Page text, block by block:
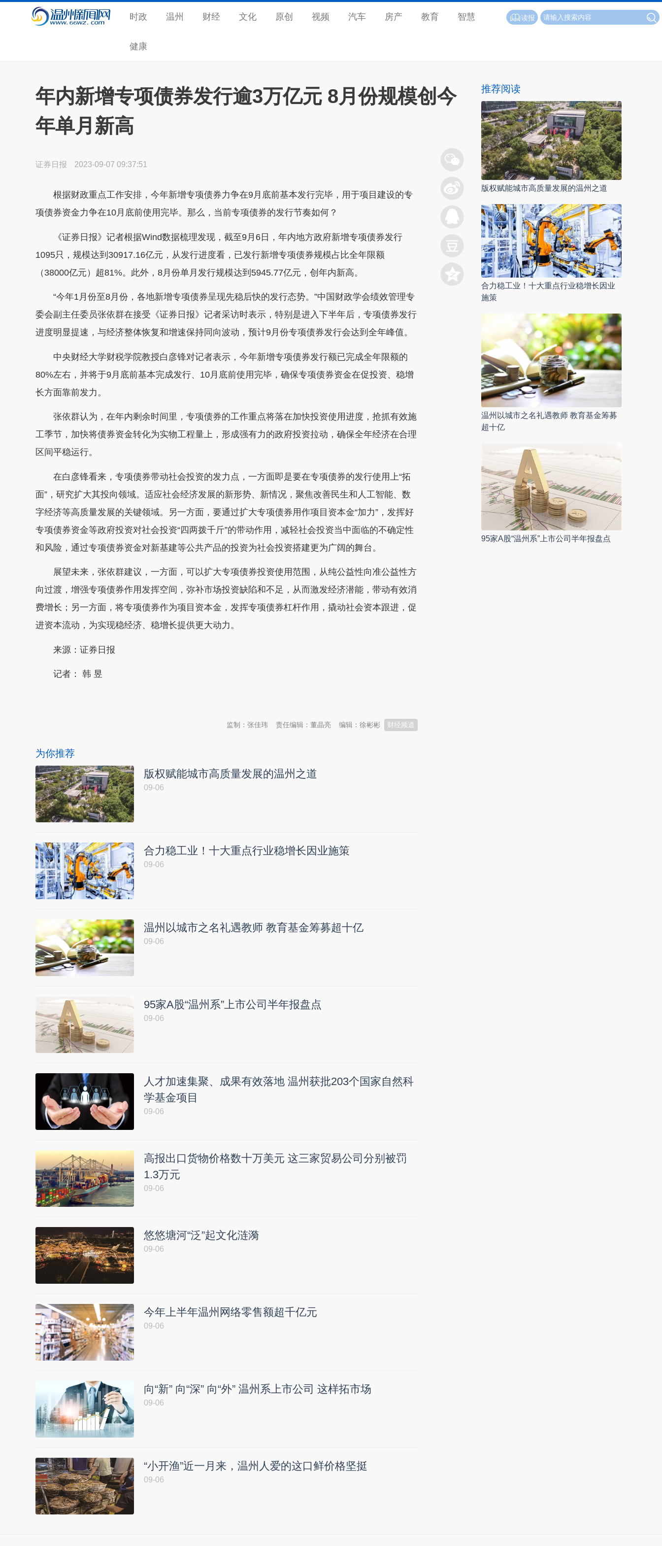
时政 温州 财经 文化 原创 视频 汽车 房产 教育 智慧
健康
读报
年内新增专项债券发行逾3万亿元 8月份规模创今
年单月新高
证券日报 2023-09-07 09:37:51
根据财政重点工作安排，今年新增专项债券力争在9月底前基本发行完毕，用于项目建设的专
项债券资金力争在10月底前使用完毕。那么，当前专项债券的发行节奏如何？
《证券日报》记者根据Wind数据梳理发现，截至9月6日，年内地方政府新增专项债券发行
1095只，规模达到30917.16亿元，从发行进度看，已发行新增专项债券规模占比全年限额
（38000亿元）超81%。此外，8月份单月发行规模达到5945.77亿元，创年内新高。
“今年1月份至8月份，各地新增专项债券呈现先稳后快的发行态势。”中国财政学会绩效管理专
委会副主任委员张依群在接受《证券日报》记者采访时表示，特别是进入下半年后，专项债券发行
进度明显提速，与经济整体恢复和增速保持同向波动，预计9月份专项债券发行会达到全年峰值。
中央财经大学财税学院教授白彦锋对记者表示，今年新增专项债券发行额已完成全年限额的
80%左右，并将于9月底前基本完成发行、10月底前使用完毕，确保专项债券资金在促投资、稳增
长方面靠前发力。
张依群认为，在年内剩余时间里，专项债券的工作重点将落在加快投资使用进度，抢抓有效施
工季节，加快将债券资金转化为实物工程量上，形成强有力的政府投资拉动，确保全年经济在合理
区间平稳运行。
在白彦锋看来，专项债券带动社会投资的发力点，一方面即是要在专项债券的发行使用上“拓
面”，研究扩大其投向领域。适应社会经济发展的新形势、新情况，聚焦改善民生和人工智能、数
字经济等高质量发展的关键领域。另一方面，要通过扩大专项债券用作项目资本金“加力”，发挥好
专项债券资金等政府投资对社会投资“四两拨千斤”的带动作用，减轻社会投资当中面临的不确定性
和风险，通过专项债券资金对新基建等公共产品的投资为社会投资搭建更为广阔的舞台。
展望未来，张依群建议，一方面，可以扩大专项债券投资使用范围，从纯公益性向准公益性方
向过渡，增强专项债券作用发挥空间，弥补市场投资缺陷和不足，从而激发经济潜能，带动有效消
费增长；另一方面，将专项债券作为项目资本金，发挥专项债券杠杆作用，撬动社会资本跟进，促
进资本流动，为实现稳经济、稳增长提供更大动力。
来源：证券日报
记者： 韩 昱
财经频道
编辑：徐彬彬
责任编辑：董晶亮
监制：张佳玮
为你推荐
版权赋能城市高质量发展的温州之道
09-06
合力稳工业！十大重点行业稳增长因业施策
09-06
温州以城市之名礼遇教师 教育基金筹募超十亿
09-06
95家A股“温州系”上市公司半年报盘点
09-06
人才加速集聚、成果有效落地 温州获批203个国家自然科
学基金项目
09-06
高报出口货物价格数十万美元 这三家贸易公司分别被罚
1.3万元
09-06
悠悠塘河“泛”起文化涟漪
09-06
今年上半年温州网络零售额超千亿元
09-06
向“新” 向“深” 向“外” 温州系上市公司 这样拓市场
09-06
“小开渔”近一月来，温州人爱的这口鲜价格坚挺
09-06
推荐阅读
版权赋能城市高质量发展的温州之道
合力稳工业！十大重点行业稳增长因业
施策
温州以城市之名礼遇教师 教育基金筹募
超十亿
95家A股“温州系”上市公司半年报盘点